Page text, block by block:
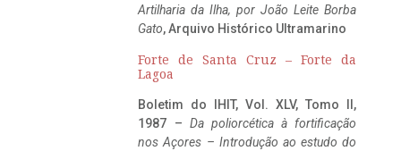
Artilharia da Ilha, por João Leite Borba
Gato, Arquivo Histórico Ultramarino
Forte de Santa Cruz – Forte da
Lagoa
Boletim do IHIT, Vol. XLV, Tomo II,
1987 – Da poliorcética à fortificação
nos Açores – Introdução ao estudo do